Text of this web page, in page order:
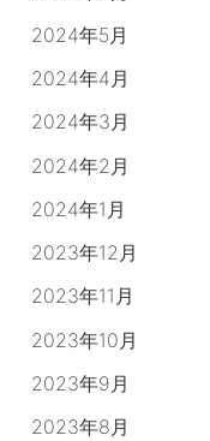
2024年5月
2024年4月
2024年3月
2024年2月
2024年1月
2023年12月
2023年11月
2023年10月
2023年9月
2023年8月